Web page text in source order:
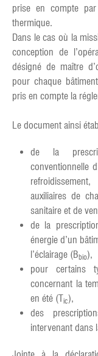
prise en compte
thermique.
Dans le cas où la
conception de
désigné de maître
pour chaque
pris en compte la
Le document ainsi
de la
conventionnelle
auxiliaires de
sanitaire et de
de la
énergie d’un
l’éclairage (Bbio),
pour certains
concernant la
en été (Tic),
des
intervenant dans